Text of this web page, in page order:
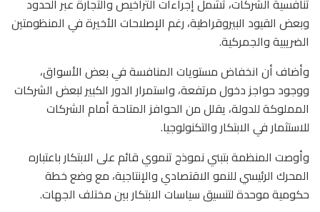
وبعض القيود البيروقراطية، رغم الإصلاحات الأخيرة في المنظومتين
الضريبية والجمركية.
وأضاف أن انخفاض مستويات المنافسة في بعض الأسواق،
ووجود حواجز دخول مرتفعة، واستمرار الدور الكبير لبعض الشركات
المملوكة للدولة، يقلل من الحوافز المتاحة أمام الشركات
للاستثمار في الابتكار والتكنولوجيا.
وأوصت المنظمة بتبني نموذج تنموي قائم على الابتكار باعتباره
المحرك الرئيسي للنمو الاقتصادي والإنتاجية، مع وضع خطة
حكومية موحدة لتنسيق سياسات الابتكار بين مختلف الجهات.